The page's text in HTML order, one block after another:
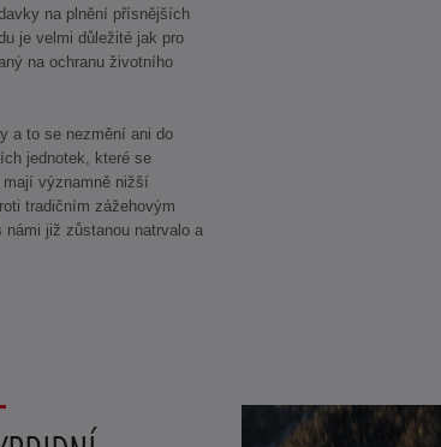
na plnění přísnějších
je velmi důležité jak pro
na ochranu životního
a to se nezmění ani do
jednotek, které se
významně nižší
tradičním zážehovým
již zůstanou natrvalo a